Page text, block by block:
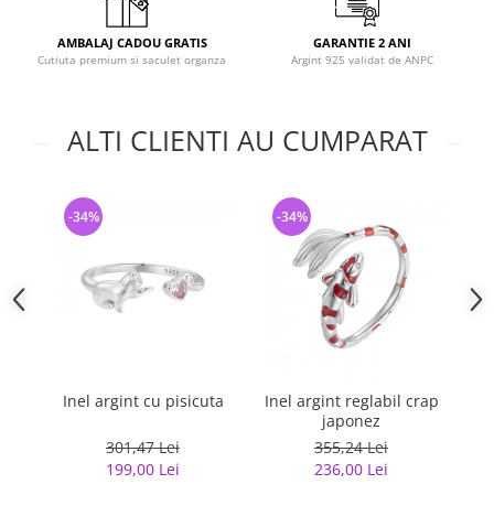
AMBALAJ CADOU GRATIS
Cutiuta premium si saculet organza
GARANTIE 2 ANI
Argint 925 validat de ANPC
ALTI CLIENTI AU CUMPARAT
Inel argint cu pisicuta
301,47 Lei
199,00 Lei
-34%
Inel argint reglabil crap
japonez
355,24 Lei
236,00 Lei
-34%